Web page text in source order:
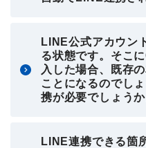
LINE公式アカウン
る状態です。そこ
入した場合、既存
ことになるのでし
携が必要でしょうか
LINE連携できる箇